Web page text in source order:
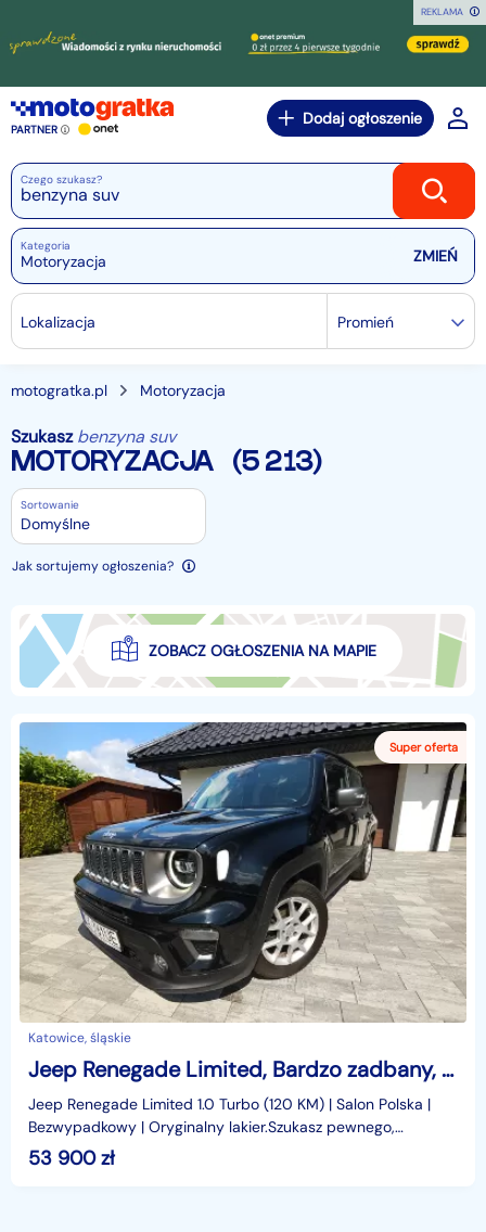
REKLAMA
PARTNER
Dodaj ogłoszenie
Czego szukasz?
Kategoria
Motoryzacja
Lokalizacja Promień
motogratka.pl Motoryzacja
Szukasz benzyna suv
MOTORYZACJA (5 213)
Sortowanie
Domyślne
Jak sortujemy ogłoszenia?
ZOBACZ OGŁOSZENIA NA MAPIE
Katowice, śląskie
Jeep Renegade Limited, Bardzo zadbany, BEZWYPADKOWY, krajowy
Jeep Renegade Limited 1.0 Turbo (120 KM) | Salon Polska |
Bezwypadkowy | Oryginalny lakier.Szukasz pewnego,
zadbanego i stylowego miejskiego SUV-a? Trafiłeś ide
53 900zł